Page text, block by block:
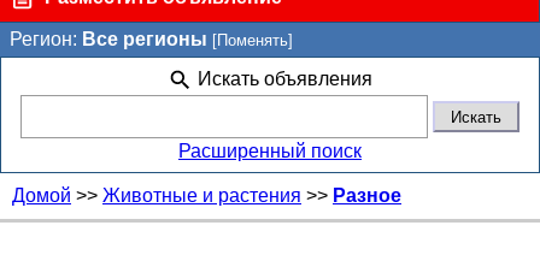
Регион: Все регионы [Поменять]
Искать объявления
Расширенный поиск
Домой >> Животные и растения >> Разное